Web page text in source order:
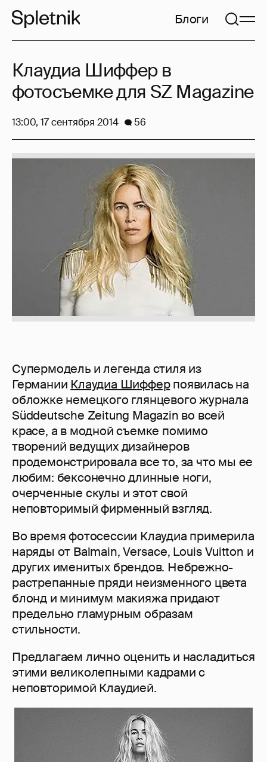
Блоги
Супермодель и легенда стиля из
Германии Клаудиа Шифферпоявилась на
обложке немецкого глянцевого журнала
Süddeutsche Zeitung Magazin во всей
красе, а в модной съемке помимо
творений ведущих дизайнеров
продемонстрировала все то, за что мы ее
любим: бексонечно длинные ноги,
очерченные скулы и этот свой
неповторимый фирменный взгляд.
Во время фотосессии Клаудиа примерила
наряды от Balmain, Versace, Louis Vuitton и
других именитых брендов. Небрежно-
растрепанные пряди неизменного цвета
блонд и минимум макияжа придают
предельно гламурным образам
стильности.
Предлагаем лично оценить и насладиться
этими великолепными кадрами с
неповторимой Клаудией.
Клаудиа Шиффер в
фотосъемке для SZ Magazine
13:00, 17 сентября 2014 56